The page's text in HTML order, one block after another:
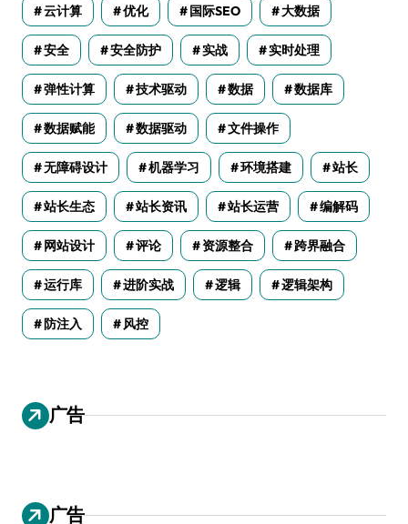
云计算 优化 国际SEO 大数据
安全 安全防护 实战 实时处理
弹性计算 技术驱动 数据 数据库
数据赋能 数据驱动 文件操作
无障碍设计 机器学习 环境搭建 站长
站长生态 站长资讯 站长运营 编解码
网站设计 评论 资源整合 跨界融合
运行库 进阶实战 逻辑 逻辑架构
防注入 风控
广告
广告